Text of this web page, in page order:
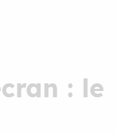
: le